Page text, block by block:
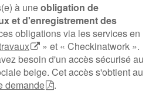
à uneobligation de
et d'enregistrement des
obligations via les services en
» et « Checkinatwork ».
besoin d'un accès sécurisé au
belge. Cet accès s'obtient au
demande
.